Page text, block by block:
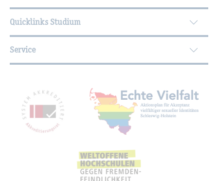
Quicklinks Studium
Service
Mit­glied­schaf­ten,